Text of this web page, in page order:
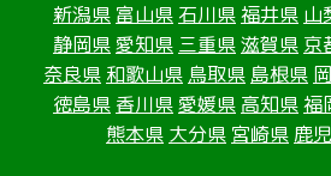
新潟県 富山県 石川県福井県 山
静岡県愛知県 三重県滋賀県 京
奈良県 和歌山県 鳥取県 島根県
徳島県 香川県愛媛県 高知県福
熊本県 大分県 宮崎県 鹿